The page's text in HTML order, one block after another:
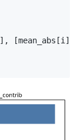
], [mean_abs [i]